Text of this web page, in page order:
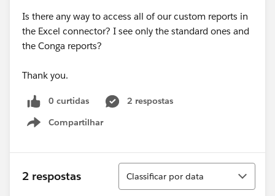
Is there any way to access all of our custom reports in
the Excel connector? I see only the standard ones and
the Conga reports?
Thank you.
0 curtidas
2 respostas
Compartilhar
Show menu
2 respostas
Classificar
Classificar por data